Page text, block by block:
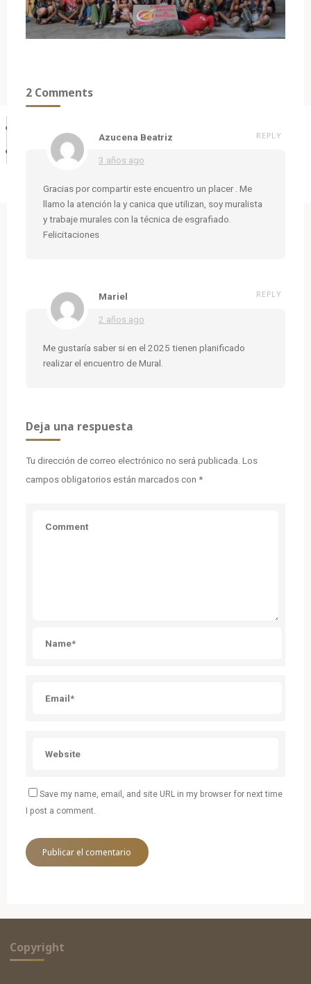
2 Comments
Azucena Beatriz
3 años ago
REPLY
Gracias por compartir este encuentro un placer . Me
llamo la atención la y canica que utilizan, soy muralista
y trabaje murales con la técnica de esgrafiado.
Felicitaciones
Mariel
2 años ago
REPLY
Me gustaría saber si en el 2025 tienen planificado
realizar el encuentro de Mural.
Deja una respuesta
Tu dirección de correo electrónico no será publicada. Los
campos obligatorios están marcados con *
Save my name, email, and site URL in my browser for next time
I post a comment.
Copyright